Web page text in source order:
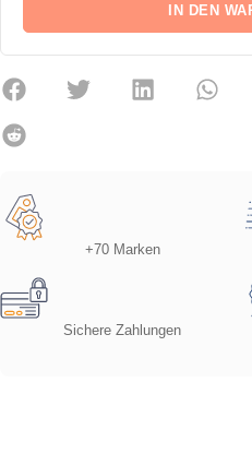
IN DEN
+70 Marken
Sichere Zahlungen